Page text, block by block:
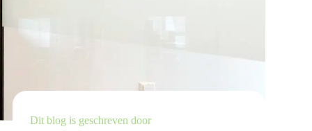
Dit blog is geschreven door